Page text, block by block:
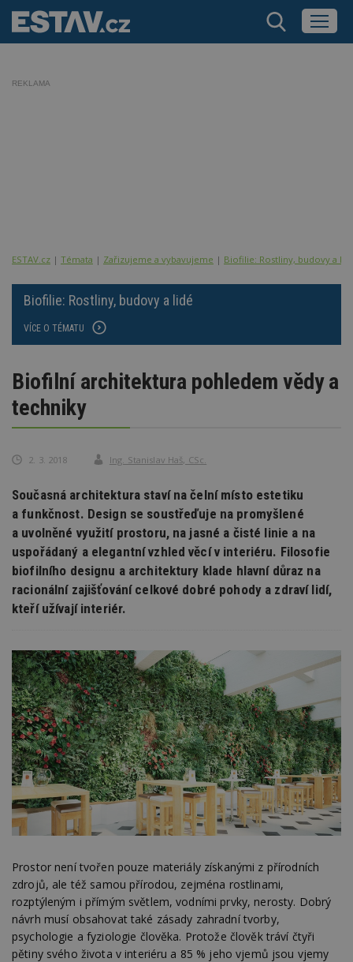
REKLAMA
ESTAV.cz Témata Zařizujeme a vybavujeme Biofilie: Rostliny, budovy a
Biofilie: Rostliny, budovy a lidé
VÍCE O TÉMATU
Biofilní architektura pohledem vědy a
techniky
2. 3. 2018 Ing. Stanislav Haš, CSc.
Současná architektura staví na čelní místo estetiku
a funkčnost. Design se soustřeďuje na promyšlené
a uvolněné využití prostoru, na jasné a čisté linie a na
uspořádaný a elegantní vzhled věcí v interiéru. Filosofie
biofilního designu a architektury klade hlavní důraz na
racionální zajišťování celkové dobré pohody a zdraví lidí,
kteří užívají interiér.
Prostor není tvořen pouze materiály získanými z přírodních
zdrojů, ale též samou přírodou, zejména rostlinami,
rozptýleným i přímým světlem, vodními prvky, nerosty. Dobrý
návrh musí obsahovat také zásady zahradní tvorby,
psychologie a fyziologie člověka. Protože člověk tráví čtyři
pětiny svého života v interiéru a 85 % jeho vjemů jsou vjemy